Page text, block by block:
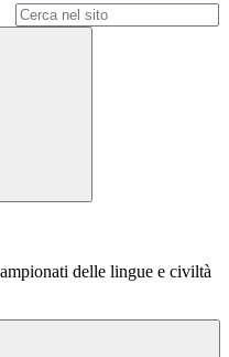
delle lingue e civiltà